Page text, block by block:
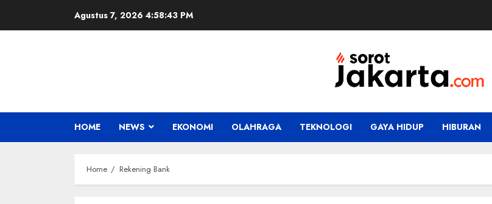
Agustus 7, 2026 4:58:43 PM
HOME NEWS EKONOMI OLAHRAGA TEKNOLOGI GAYA HIDUP HIBURAN
Home Rekening Bank